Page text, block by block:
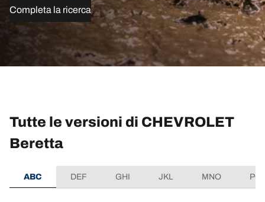
Completa la ricerca
Tutte le versioni di CHEVROLET
Beretta
ABC DEF GHI JKL MNO